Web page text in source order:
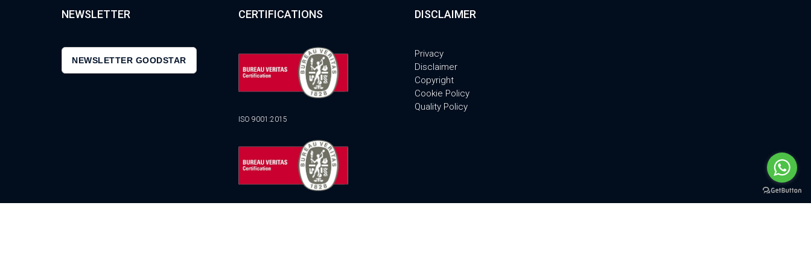
NEWSLETTER
NEWSLETTER GOODSTAR
CERTIFICATIONS
ISO 9001:2015
DISCLAIMER
Privacy
Disclaimer
Copyright
Cookie Policy
Quality Policy